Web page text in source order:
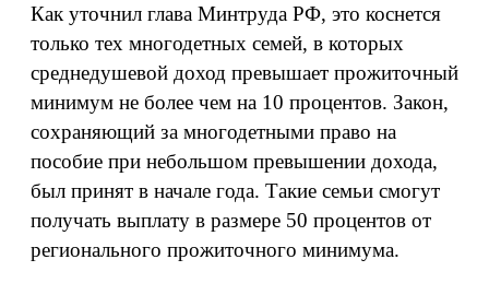
Как уточнил глава Минтруда РФ, это коснется
только тех многодетных семей, в которых
среднедушевой доход превышает прожиточный
минимум не более чем на 10 процентов. Закон,
сохраняющий за многодетными право на
пособие при небольшом превышении дохода,
был принят в начале года. Такие семьи смогут
получать выплату в размере 50 процентов от
регионального прожиточного минимума.